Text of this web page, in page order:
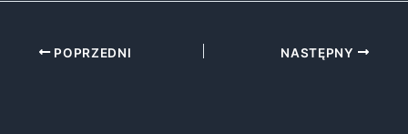
POPRZEDNI NASTĘPNY